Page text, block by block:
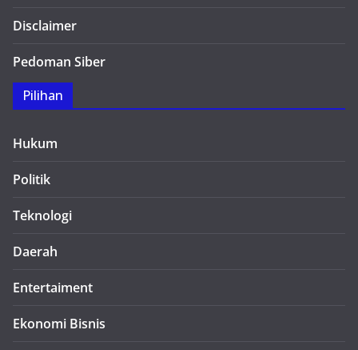
Disclaimer
Pedoman Siber
Pilihan
Hukum
Politik
Teknologi
Daerah
Entertaiment
Ekonomi Bisnis